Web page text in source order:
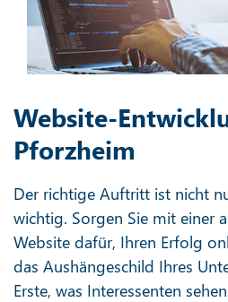
Website-
Pforzheim
Der richtige Auftritt ist nicht
wichtig. Sorgen Sie mit einer
Website dafür, Ihren Erfolg
das Aushängeschild Ihres
Erste, was Interessenten